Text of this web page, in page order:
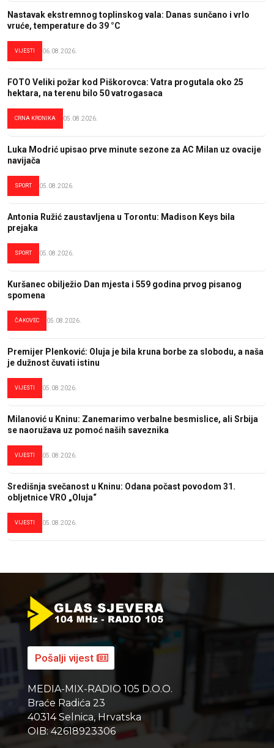
Nastavak ekstremnog toplinskog vala: Danas sunčano i vrlo
vruće, temperature do 39 °C
VIJESTI 06.08.2026.
FOTO Veliki požar kod Piškorovca: Vatra progutala oko 25
hektara, na terenu bilo 50 vatrogasaca
CRNA KRONIKA 05.08.2026.
Luka Modrić upisao prve minute sezone za AC Milan uz ovacije
navijača
SPORT 05.08.2026.
Antonia Ružić zaustavljena u Torontu: Madison Keys bila
prejaka
SPORT 05.08.2026.
Kuršanec obilježio Dan mjesta i 559 godina prvog pisanog
spomena
ČAKOVEC 05.08.2026.
Premijer Plenković: Oluja je bila kruna borbe za slobodu, a naša
je dužnost čuvati istinu
VIJESTI 05.08.2026.
Milanović u Kninu: Zanemarimo verbalne besmislice, ali Srbija
se naoružava uz pomoć naših saveznika
VIJESTI 05.08.2026.
Središnja svečanost u Kninu: Odana počast povodom 31.
obljetnice VRO „Oluja“
VIJESTI 05.08.2026.
Pošalji vijest
MEDIA-MIX-RADIO 105 D.O.O.
Braće Radića 23
40314 Selnica, Hrvatska
OIB: 42618923306